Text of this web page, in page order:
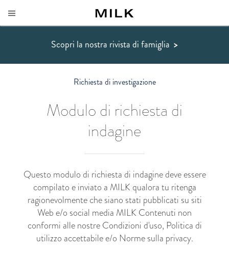
Scopri la nostra rivista di famiglia >
Richiesta di investigazione
Modulo di richiesta di
indagine
Questo modulo di richiesta di indagine deve essere
compilato e inviato a MILK qualora tu ritenga
ragionevolmente che siano stati pubblicati su siti
Web e/o social media MILK Contenuti non
conformi alle nostreCondizioni d'uso, Politica di
utilizzo accettabilee/o Norme sulla privacy.